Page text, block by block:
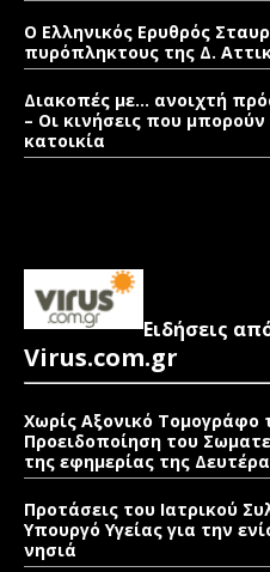
Ο Ελληνικός Ερυθρός
πυρόπληκτους της Δ.
Διακοπές με… ανοιχτή
– Οι κινήσεις που
κατοικία
Ειδήσεις
Virus.com.gr
Χωρίς Αξονικό Τομογράφο
Προειδοποίηση του
της εφημερίας της
Προτάσεις του Ιατρικού
Υπουργό Υγείας για την
νησιά